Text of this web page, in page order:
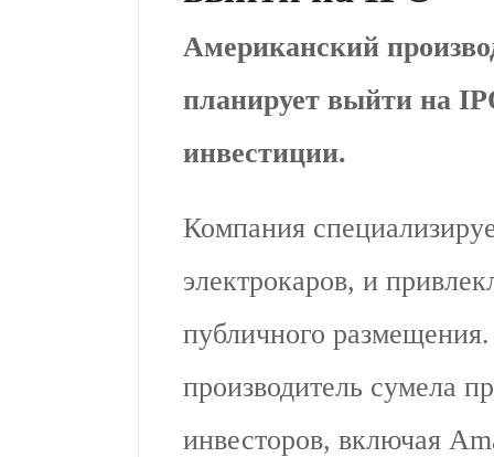
Американский
планирует выйти на
инвестиции.
Компания
электрокаров, и
публичного
производитель сумела
инвесторов, включая